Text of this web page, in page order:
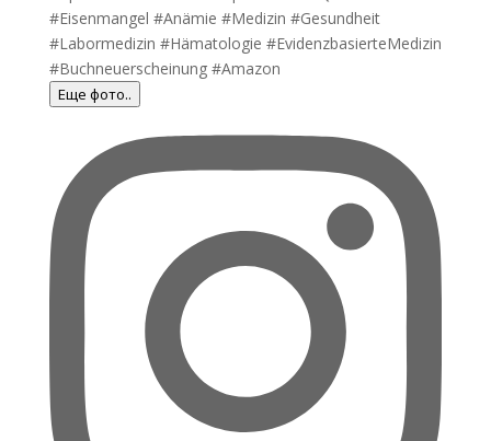
Еще фото..